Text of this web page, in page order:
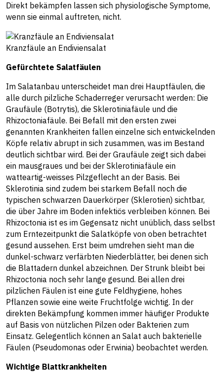
Direkt bekämpfen lassen sich physiologische Symptome,
wenn sie einmal auftreten, nicht.
Kranzfäule an Endiviensalat
Gefürchtete Salatfäulen
Im Salatanbau unterscheidet man drei Hauptfäulen, die
alle durch pilzliche Schaderreger verursacht werden: Die
Graufäule (Botrytis), die Sklerotiniafäule und die
Rhizoctoniafäule. Bei Befall mit den ersten zwei
genannten Krankheiten fallen einzelne sich entwickelnden
Köpfe relativ abrupt in sich zusammen, was im Bestand
deutlich sichtbar wird. Bei der Graufäule zeigt sich dabei
ein mausgraues und bei der Sklerotiniafäule ein
watteartig-weisses Pilzgeflecht an der Basis. Bei
Sklerotinia sind zudem bei starkem Befall noch die
typischen schwarzen Dauerkörper (Sklerotien) sichtbar,
die über Jahre im Boden infektiös verbleiben können. Bei
Rhizoctonia ist es im Gegensatz nicht unüblich, dass selbst
zum Erntezeitpunkt die Salatköpfe von oben betrachtet
gesund aussehen. Erst beim umdrehen sieht man die
dunkel-schwarz verfärbten Niederblätter, bei denen sich
die Blattadern dunkel abzeichnen. Der Strunk bleibt bei
Rhizoctonia noch sehr lange gesund. Bei allen drei
pilzlichen Fäulen ist eine gute Feldhygiene, hohes
Pflanzen sowie eine weite Fruchtfolge wichtig. In der
direkten Bekämpfung kommen immer häufiger Produkte
auf Basis von nützlichen Pilzen oder Bakterien zum
Einsatz. Gelegentlich können an Salat auch bakterielle
Fäulen (Pseudomonas oder Erwinia) beobachtet werden.
Wichtige Blattkrankheiten